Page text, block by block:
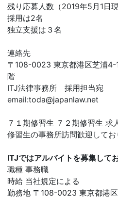
残り応募人数（2019年5月1日現
採用は2名
独立支援は３名
連絡先
〒108-0023 東京都港区芝浦
階
ITJ法律事務所 採用担当宛
email:toda@japanlaw.net
７１期修習生 ７２期修習生 求
修習生の事務所訪問歓迎してお
ITJではアルバイトを募集してお
職種 事務職
時給 当社規定による
勤務地 〒108-0023 東京都港